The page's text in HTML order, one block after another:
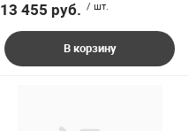
13 455 руб. / шт.
В корзину